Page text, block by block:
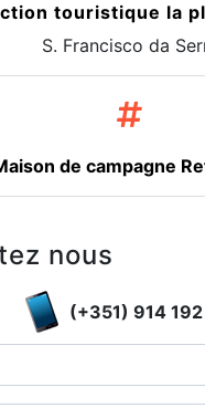
touristique la
S. Francisco da
de campagne
nous
(+351) 914 192